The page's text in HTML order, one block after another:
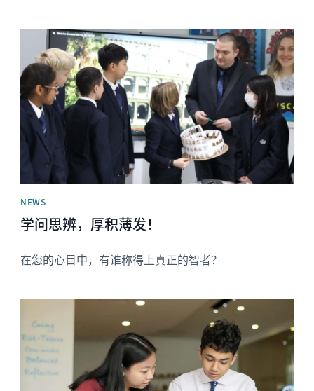
News image
NEWS
学问思辨，厚积薄发！
在您的心目中，有谁称得上真正的智者？